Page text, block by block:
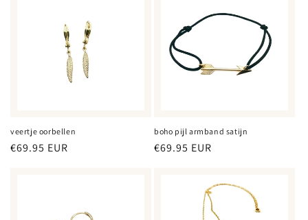
veertje oorbellen
Normale
€69.95 EUR
boho pijl armband satijn
Normale
€69.95 EUR